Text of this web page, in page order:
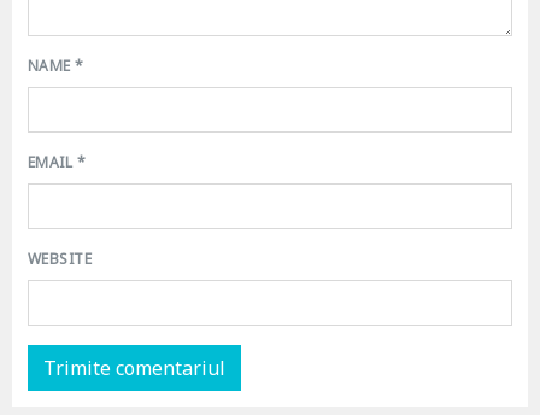
NAME*
EMAIL*
WEBSITE